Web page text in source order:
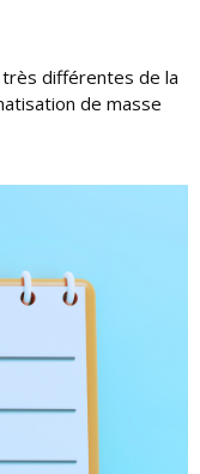
très différentes de la
de masse